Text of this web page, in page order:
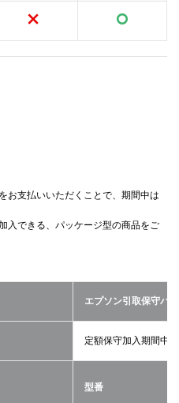
お支払いいただくことで、期間中は
入できる、パッケージ型の商品をご
エプソン引取保守パ
定額保守加入期間中
型番